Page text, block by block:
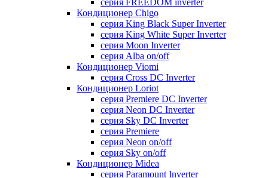
серия FREEDOM inverter
Кондиционер Chigo
серия King Black Super Inverter
серия King White Super Inverter
серия Moon Inverter
серия Alba on/off
Кондиционер Viomi
серия Cross DC Inverter
Кондиционер Loriot
серия Premiere DC Inverter
серия Neon DC Inverter
серия Sky DC Inverter
серия Premiere
серия Neon on/off
серия Sky on/off
Кондиционер Midea
серия Paramount Inverter